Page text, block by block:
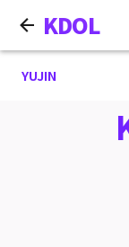
KDOL
YUJIN